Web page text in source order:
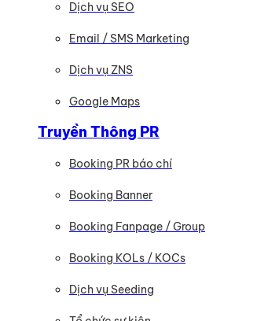
Dịch vụ SEO
Email / SMS Marketing
Dịch vụ ZNS
Google Maps
Truyền Thông PR
Booking PR báo chí
Booking Banner
Booking Fanpage / Group
Booking KOLs / KOCs
Dịch vụ Seeding